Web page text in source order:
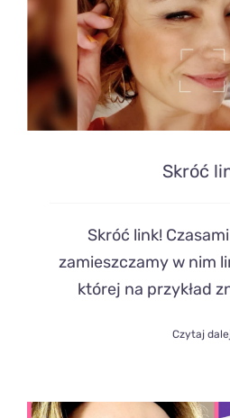
Skróć
Skróć link!
zamieszczamy w nim
której na przykład
Czytaj